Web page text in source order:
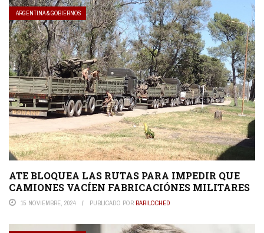
ARGENTINA & GOBIERNOS
ATE BLOQUEA LAS RUTAS PARA IMPEDIR QUE
CAMIONES VACÍEN FABRICACIÓNES MILITARES
15 NOVIEMBRE, 2024 PUBLICADO POR BARILOCHED